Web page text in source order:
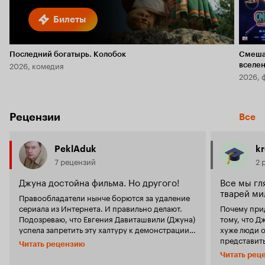
Билеты
Последний богатырь. Колобок
2026, комедия
2026,
Рецензии Все
PeklAduk
7 рецензий
Джуна достойна фильма. Но другого!
Правообладатели нынче борются за удаление
сериала из Интернета. И правильно делают.
Подозреваю, что Евгения Давиташвили (Джуна)
успела запретить эту халтуру к демонстрации.
Ибо в сериале для неё, как сценарного образа,
уж не в рекламных ли целях, очень важно,
Читать рецензию
2
Все мы
тварей
Почему
тому, что
хуже люди
хвалилась,
Великих
Читать